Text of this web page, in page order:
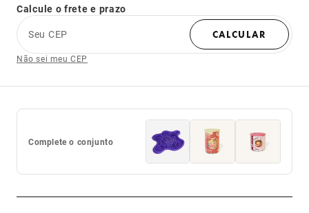
Calcule o frete e prazo
Seu CEP
CALCULAR
Não sei meu CEP
Complete o conjunto